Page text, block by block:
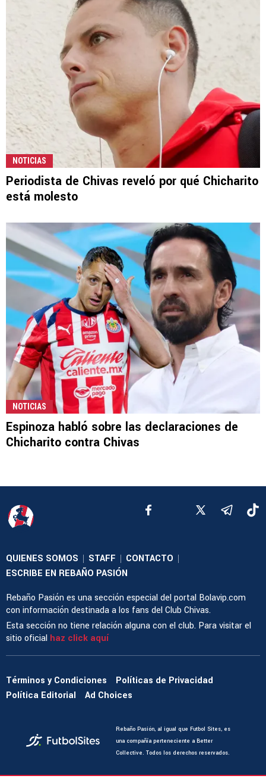
NOTICIAS
Periodista de Chivas reveló por qué Chicharito
está molesto
NOTICIAS
Espinoza habló sobre las declaraciones de
Chicharito contra Chivas
QUIENES SOMOS | STAFF | CONTACTO |
ESCRIBE EN REBAÑO PASIÓN
Rebaño Pasión es una sección especial del portal Bolavip.com
con información destinada a los fans del Club Chivas.
Esta sección no tiene relación alguna con el club. Para visitar el
sitio oficial haz click aquí
Términos y Condiciones
Políticas de Privacidad
Política Editorial
Ad Choices
Rebaño Pasión, al igual que Futbol Sites, es
una compañía perteneciente a Better
Collective. Todos los derechos reservados.